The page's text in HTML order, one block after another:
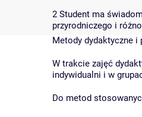
2 Student ma
przyrodniczego i
Metody dydaktyczne i
W trakcie zajęć
indywidualni i w
Do metod